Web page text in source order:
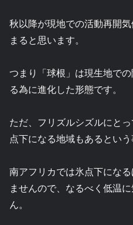
秋以降が現地での活動再開
まると思います。
つまり「球根」は現生地で
る為に進化した形態です。
ただ、フリズルシズルにと
点下になる地域もあるという
南アフリカでは氷点下にな
ませんので、なるべく低温
ん。